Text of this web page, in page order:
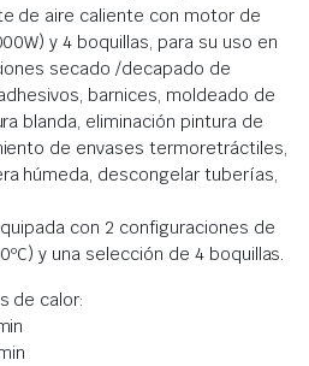
de aire caliente con motor de
y 4 boquillas, para su uso en
secado /decapado de
barnices, moldeado de
blanda, eliminación pintura de
de envases termoretráctiles,
húmeda, descongelar tuberías,
con 2 configuraciones de
y una selección de 4 boquillas.
de calor: